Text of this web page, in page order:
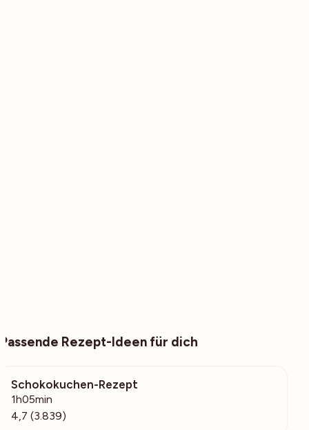
Passende Rezept-Ideen für dich
Schokokuchen-Rezept
1h05min
4,7 (3.839)